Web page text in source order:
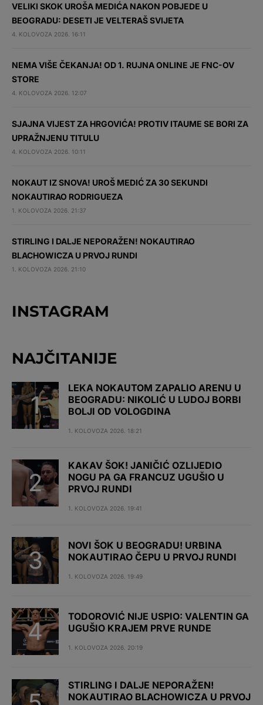
VELIKI SKOK UROŠA MEDIĆA NAKON POBJEDE U
BEOGRADU: DESETI JE VELTERAŠ SVIJETA
4. KOLOVOZA 2026. 16:11
NEMA VIŠE ČEKANJA! OD 1. RUJNA ONLINE JE FNC-OV
STORE
4. KOLOVOZA 2026. 12:07
SJAJNA VIJEST ZA HRGOVIĆA! PROTIV ITAUME SE BORI ZA
UPRAŽNJENU TITULU
4. KOLOVOZA 2026. 10:11
NOKAUT IZ SNOVA! UROŠ MEDIĆ ZA 30 SEKUNDI
NOKAUTIRAO RODRIGUEZA
1. KOLOVOZA 2026. 21:37
STIRLING I DALJE NEPORAŽEN! NOKAUTIRAO
BLACHOWICZA U PRVOJ RUNDI
1. KOLOVOZA 2026. 21:10
INSTAGRAM
NAJČITANIJE
LEKA NOKAUTOM ZAPALIO ARENU U
BEOGRADU: NIKOLIĆ U LUDOJ BORBI
BOLJI OD VOLOGDINA
1. KOLOVOZA 2026. 18:21
KAKAV ŠOK! JANIČIĆ OZLIJEDIO
NOGU PA GA FRANCUZ UGUŠIO U
PRVOJ RUNDI
1. KOLOVOZA 2026. 19:41
NOVI ŠOK U BEOGRADU! URBINA
NOKAUTIRAO ČEPU U PRVOJ RUNDI
1. KOLOVOZA 2026. 19:49
TODOROVIĆ NIJE USPIO: VALENTIN GA
UGUŠIO KRAJEM PRVE RUNDE
1. KOLOVOZA 2026. 20:19
STIRLING I DALJE NEPORAŽEN!
NOKAUTIRAO BLACHOWICZA U PRVOJ